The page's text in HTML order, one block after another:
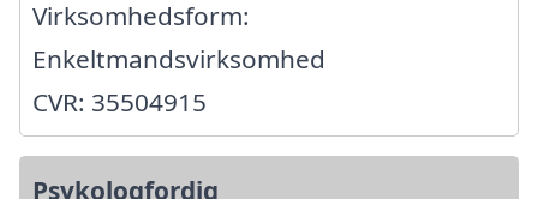
Virksomhedsform:
Enkeltmandsvirksomhed
CVR: 35504915
Psykologfordig